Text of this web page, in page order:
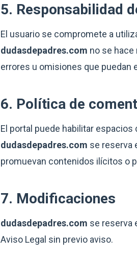
5. Responsabilidad
El usuario se compromete a
dudasdepadres.com no se
errores u omisiones que puedan
6. Política de
El portal puede habilitar
dudasdepadres.com se reserva
promuevan contenidos ilícitos o
7. Modificaciones
dudasdepadres.com se reserva
Aviso Legal sin previo aviso.